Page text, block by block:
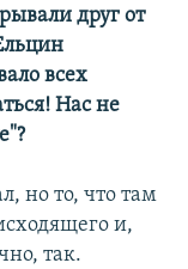
друг от
всех
Нас не
но то, что там
и,
так.